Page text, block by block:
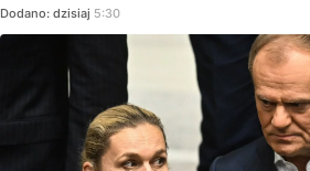
Dodano: dzisiaj 5:30